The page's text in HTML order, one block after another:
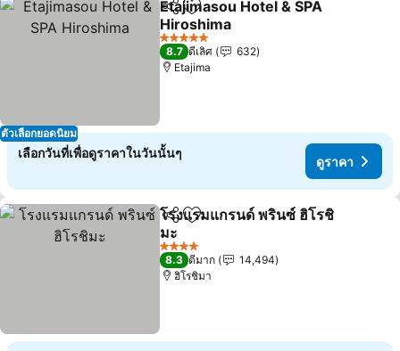
ตัวเลือกยอดนิยม
แชร์ เพิ่มในรายการโปรด
Etajimasou Hotel & SPA
Hiroshima
ดูราคา
5 ดาว
8.7 ดีเลิศ
632
Etajima
เลือกวันที่เพื่อดูราคาในวันนั้นๆ
ดูราคา
แชร์ เพิ่มในรายการโปรด
โรงแรมแกรนด์ พรินซ์ ฮิโรชิ
มะ
ดูราคา
4 ดาว
8.3 ดีมาก
14,494
ฮิโรชิมา